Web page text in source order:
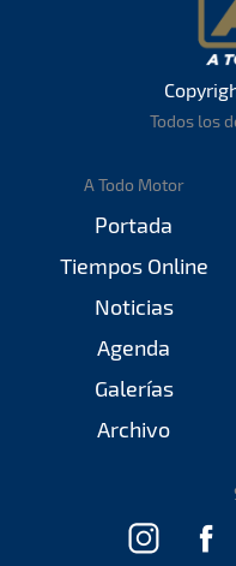
Todos los
A Todo Motor
Portada
Tiempos Online
Noticias
Agenda
Galerías
Archivo